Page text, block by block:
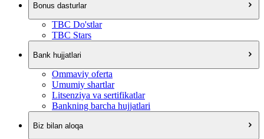
Bonus dasturlar
TBC Do'stlar
TBC Stars
Bank hujjatlari
Ommaviy oferta
Umumiy shartlar
Litsenziya va sertifikatlar
Bankning barcha hujjatlari
Biz bilan aloqa